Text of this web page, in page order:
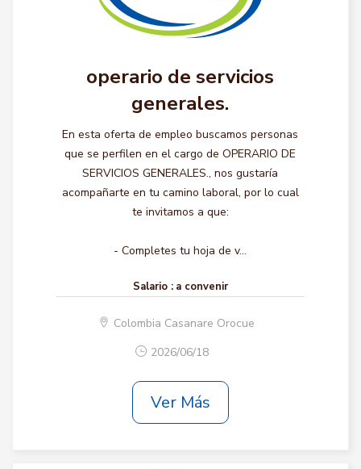
operario de servicios
generales.
En esta oferta de empleo buscamos personas
que se perfilen en el cargo de OPERARIO DE
SERVICIOS GENERALES., nos gustaría
acompañarte en tu camino laboral, por lo cual
te invitamos a que:
- Completes tu hoja de v...
Salario : a convenir
Colombia Casanare Orocue
2026/06/18
Ver Más